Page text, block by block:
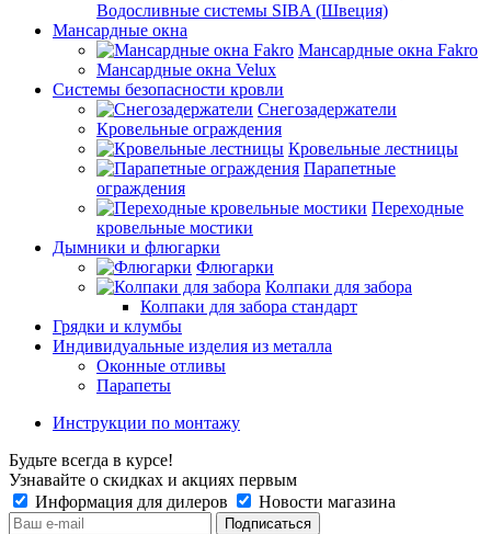
Водосливные системы SIBA (Швеция)
Мансардные окна
Мансардные окна Fakro
Мансардные окна Velux
Системы безопасности кровли
Снегозадержатели
Кровельные ограждения
Кровельные лестницы
Парапетные
ограждения
Переходные
кровельные мостики
Дымники и флюгарки
Флюгарки
Колпаки для забора
Колпаки для забора стандарт
Грядки и клумбы
Индивидуальные изделия из металла
Оконные отливы
Парапеты
Инструкции по монтажу
Будьте всегда в курсе!
Узнавайте о скидках и акциях первым
Информация для дилеров
Новости магазина